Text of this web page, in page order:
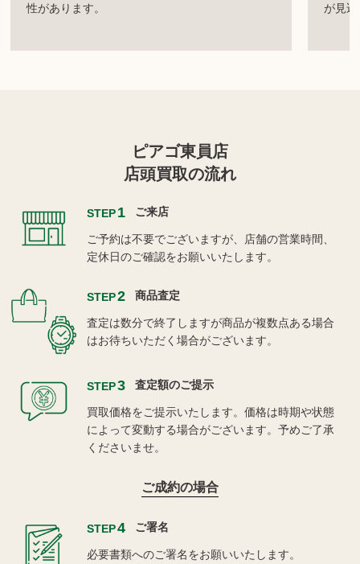
性があります。
が見
ピアゴ東員店
店頭買取の流れ
STEP1 ご来店
ご予約は不要でございますが、店舗の営業時間、
定休日のご確認をお願いいたします。
STEP2 商品査定
査定は数分で終了しますが商品が複数点ある場合
はお待ちいただく場合がございます。
STEP3 査定額のご提示
買取価格をご提示いたします。価格は時期や状態
によって変動する場合がございます。予めご了承
くださいませ。
ご成約の場合
STEP4 ご署名
必要書類へのご署名をお願いいたします。